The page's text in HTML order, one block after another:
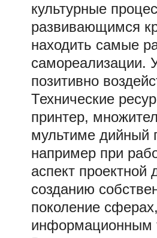
культурные
развивающимся
находить самые
самореализации.
позитивно
Технические
принтер,
мультиме дийный
например при
аспект проектной
созданию
поколение
информационным